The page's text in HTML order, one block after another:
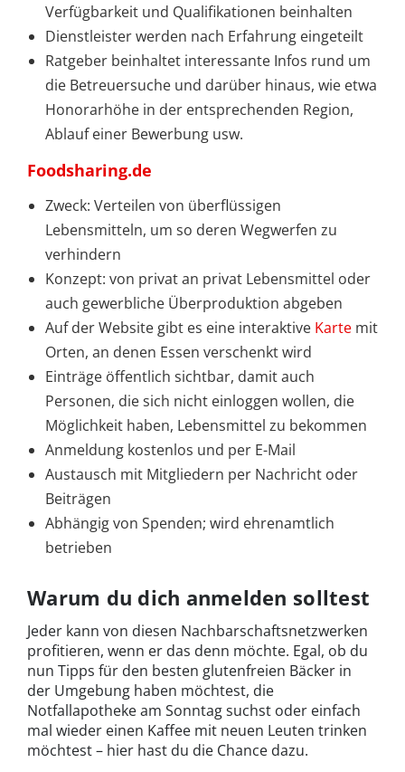
Verfügbarkeit und Qualifikationen beinhalten
Dienstleister werden nach Erfahrung eingeteilt
Ratgeber beinhaltet interessante Infos rund um
die Betreuersuche und darüber hinaus, wie etwa
Honorarhöhe in der entsprechenden Region,
Ablauf einer Bewerbung usw.
Foodsharing.de
Zweck: Verteilen von überflüssigen
Lebensmitteln, um so deren Wegwerfen zu
verhindern
Konzept: von privat an privat Lebensmittel oder
auch gewerbliche Überproduktion abgeben
Auf der Website gibt es eine interaktive Karte mit
Orten, an denen Essen verschenkt wird
Einträge öffentlich sichtbar, damit auch
Personen, die sich nicht einloggen wollen, die
Möglichkeit haben, Lebensmittel zu bekommen
Anmeldung kostenlos und per E-Mail
Austausch mit Mitgliedern per Nachricht oder
Beiträgen
Abhängig von Spenden; wird ehrenamtlich
betrieben
Warum du dich anmelden solltest
Jeder kann von diesen Nachbarschaftsnetzwerken
profitieren, wenn er das denn möchte. Egal, ob du
nun Tipps für den besten glutenfreien Bäcker in
der Umgebung haben möchtest, die
Notfallapotheke am Sonntag suchst oder einfach
mal wieder einen Kaffee mit neuen Leuten trinken
möchtest – hier hast du die Chance dazu.